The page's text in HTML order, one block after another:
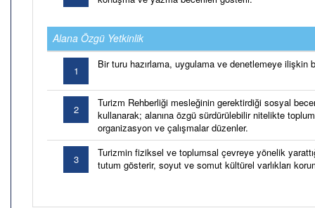
Alana Özgü Yetkinlik
1
Bir turu hazırlama, uygulama ve denetlemeye ilişkin
2
Turizm Rehberliği mesleğinin gerektirdiği sosyal
kullanarak; alanına özgü sürdürülebilir nitelikte
organizasyon ve çalışmalar düzenler.
3
Turizmin fiziksel ve toplumsal çevreye yönelik
tutum gösterir, soyut ve somut kültürel varlıkları